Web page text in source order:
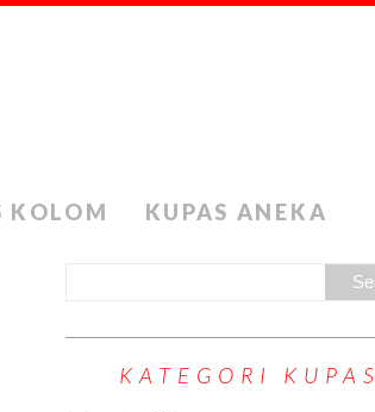
KOLOM KUPAS ANEKA
KATEGORI KUPAS